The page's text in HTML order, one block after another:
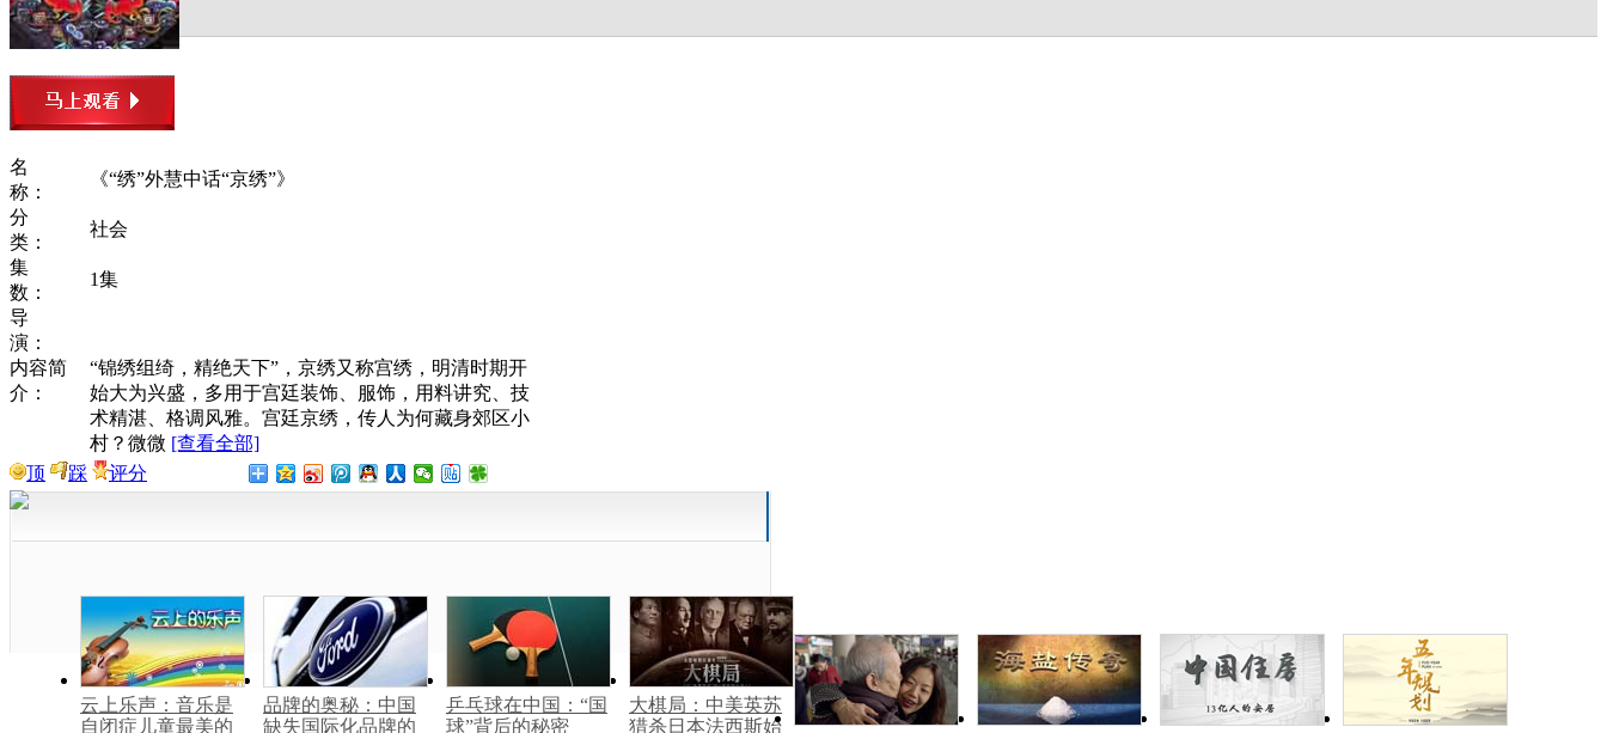
名
称：
《“绣”外慧中话“京绣”》
分
类：
社会
集
数：
1集
导
演：
内容简
介：
“锦绣组绮，精绝天下”，京绣又称宫绣，明清时期开
始大为兴盛，多用于宫廷装饰、服饰，用料讲究、技
术精湛、格调风雅。宫廷京绣，传人为何藏身郊区小
村？微微 [查看全部]
顶
踩 评分
云上乐声：音乐是
自闭症儿童最美的
品牌的奥秘：中国
缺失国际化品牌的
乒乓球在中国：“国
球”背后的秘密
大棋局：中美英苏
猎杀日本法西斯始